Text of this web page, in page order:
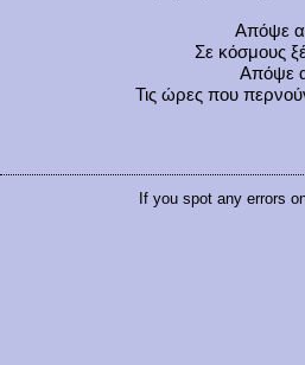
Απόψε
Σε κόσμους
Απόψε
Τις ώρες που
If you spot any errors